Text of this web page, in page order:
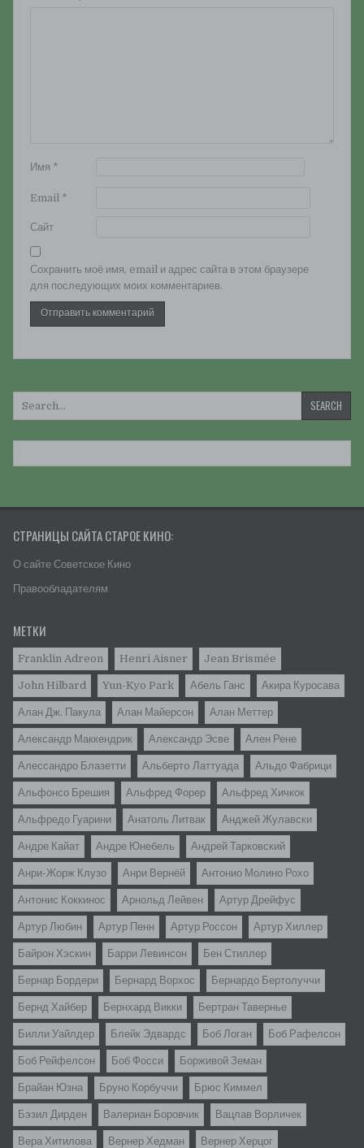
Имя *
Email *
Сайт
Сохранить моё имя, email и адрес сайта в этом браузере
для последующих моих комментариев.
СТРАНИЦЫ САЙТА СТАРОЕ КИНО:
О сайте Советское Кино
Правообладателям
МЕТКИ
Franklin Adreon Henri Aisner Jean Brismée
John Hilbard Yun-Kyo Park Абель Ганс Акира Куросава
Алан Дж. Пакула Алан Майерсон Алан Меттер
Александр Маккендрик Александр Эсве Ален Рене
Алессандро Блазетти Альбертo Латтуада Альдо Фабрици
Альфонсо Брешия Альфред Форер Альфред Хичкок
Альфредо Гуарини Анатоль Литвак Анджей Жулавски
Андре Кайат Андре Юнебель Андрей Тарковский
Анри-Жорж Клузо Анри Вернёй Антонио Молино Рохо
Антонис Коккинос Арнольд Лейвен Артур Дрейфус
Артур Любин Артур Пенн Артур Россон Артур Хиллер
Байрон Хэскин Барри Левинсон Бен Стиллер
Бернар Бордери Бернард Ворхос Бернардо Бертолуччи
Бернд Хайбер Бернхард Викки Бертран Тавернье
Билли Уайлдер Блейк Эдвардс Боб Логан Боб Рафелсон
Боб Рейфелсон Боб Фосси Борживой Земан
Брайан Юзна Бруно Корбуччи Брюс Киммел
Бэзил Дирден Валериан Боровчик Вацлав Ворличек
Вера Хитилова Вернер Хедман Вернер Херцог